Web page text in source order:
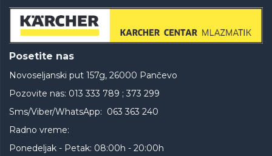
Posetite nas
Novoseljanski put 157g, 26000 Pančevo
Pozovite nas: 013 333 789 ; 373 299
Sms/Viber/WhatsApp: 063 363 240
Radno vreme:
Ponedeljak - Petak: 08:00h - 20:00h